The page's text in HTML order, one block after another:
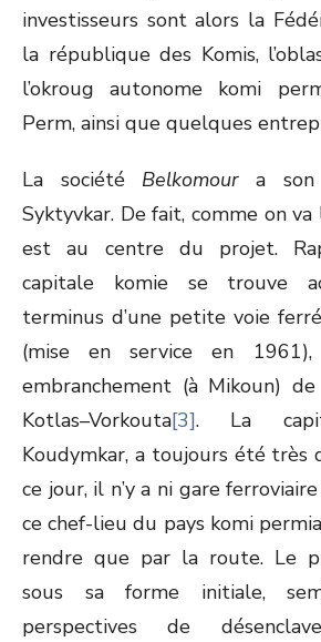
investisseurs sont alors la
la république des Komis,
l’okroug autonome komi
Perm, ainsi que quelques
La société Belkomoura son
Syktyvkar. De fait, comme on
est au centre du projet.
capitale komie se trouve
terminus d’une petite voie
(mise en service en
embranchement (à Mikoun)
Kotlas–Vorkouta[3]. La
Koudymkar, a toujours été très
ce jour, il n’y a ni gare
ce chef-lieu du pays komi
rendre que par la route. Le
sous sa forme initiale,
perspectives de